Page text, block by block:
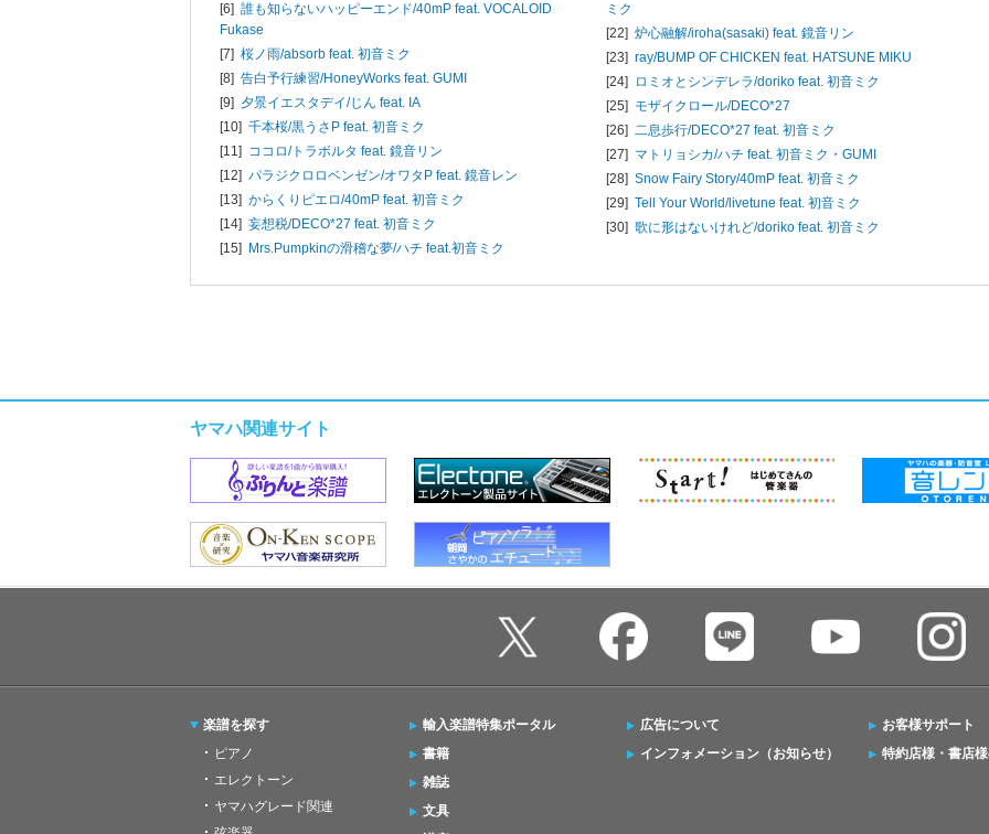
[6] 誰も知らないハッピーエンド/40mP feat. VOCALOID
Fukase
[7] 桜ノ雨/absorb feat. 初音ミク
[8] 告白予行練習/HoneyWorks feat. GUMI
[9] 夕景イエスタデイ/じん feat. IA
[10] 千本桜/黒うさP feat. 初音ミク
[11] ココロ/トラボルタ feat. 鏡音リン
[12] パラジクロロベンゼン/オワタP feat. 鏡音レン
[13] からくりピエロ/40mP feat. 初音ミク
[14] 妄想税/DECO*27 feat. 初音ミク
[15]
Mrs.Pumpkinの滑稽な夢/ハチ feat.初音ミク
ミク
[22] 炉心融解/iroha(sasaki) feat. 鏡音リン
[23] ray/BUMP OF CHICKEN feat. HATSUNE MIKU
[24]
ロミオとシンデレラ/doriko feat. 初音ミク
[25] モザイクロール/DECO*27
[26] 二息歩行/DECO*27 feat. 初音ミク
[27] マトリョシカ/ハチ feat. 初音ミク・GUMI
[28] Snow Fairy Story/40mP feat. 初音ミク
[29] Tell Your World/livetune feat. 初音ミク
[30] 歌に形はないけれど/doriko feat. 初音ミク
ヤマハ関連サイト
楽譜を探す
ピアノ
エレクトーン
ヤマハグレード関連
輸入楽譜特集ポータル
書籍
雑誌
文具
広告について
インフォメーション（お知らせ）
お客様サポート
特約店様・書店